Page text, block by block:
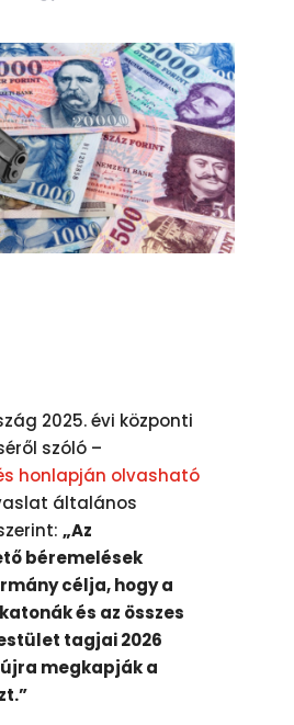
2025. évi központi
szóló –
honlapján olvasható
általános
„Az
béremelések
célja, hogy a
és az összes
tagjai 2026
megkapják a